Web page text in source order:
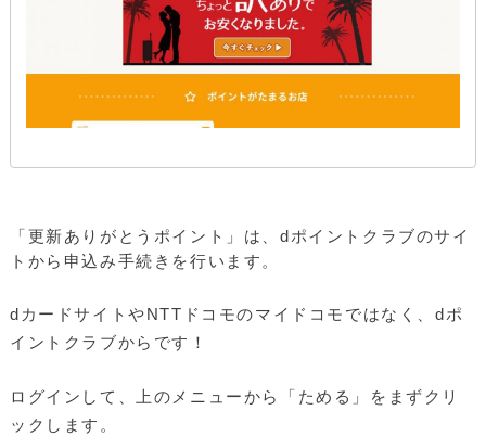
「更新ありがとうポイント」は、dポイントクラブのサイ
トから申込み手続きを行います。
dカードサイトやNTTドコモのマイドコモではなく、dポ
イントクラブからです！
ログインして、上のメニューから「ためる」をまずクリ
ックします。